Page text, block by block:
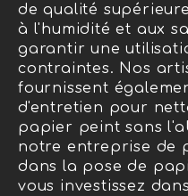
de qualité
à l'humidité et aux
garantir une
contraintes. Nos
fournissent
d'entretien pour
papier peint sans
notre entreprise de
dans la pose de
vous investissez